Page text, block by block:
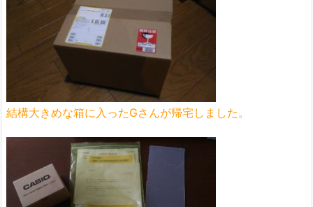
結構大きめな箱に入ったGさんが帰宅しました。